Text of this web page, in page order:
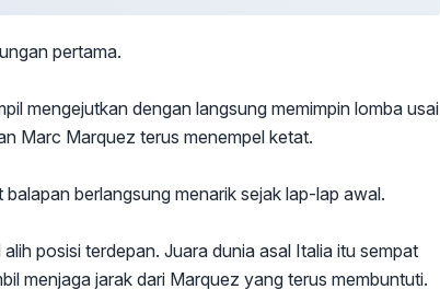
pertama.
mengejutkan dengan langsung memimpin lomba usai
Marc Marquez terus menempel ketat.
berlangsung menarik sejak lap-lap awal.
posisi terdepan. Juara dunia asal Italia itu sempat
menjaga jarak dari Marquez yang terus membuntuti.